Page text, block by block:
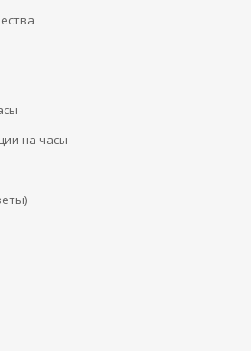
на часы